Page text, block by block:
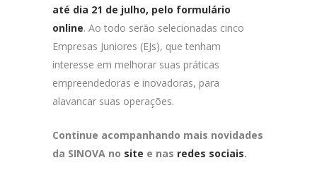
até dia 21 de julho, pelo formulário
online. Ao todo serão selecionadas cinco
Empresas Juniores (EJs), que tenham
interesse em melhorar suas práticas
empreendedoras e inovadoras, para
alavancar suas operações.
Continue acompanhando mais novidades
da SINOVA no site e nas redes sociais.